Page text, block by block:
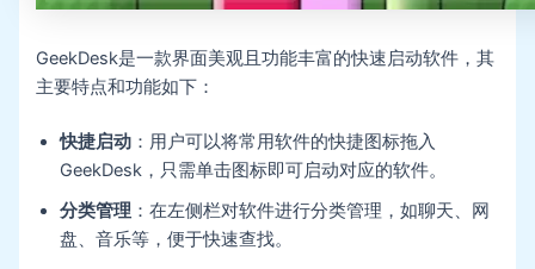
GeekDesk是一款界面美观且功能丰富的快速启动软件，其
主要特点和功能如下：
快捷启动 ：用户可以将常用软件的快捷图标拖入
GeekDesk，只需单击图标即可启动对应的软件。
分类管理 ：在左侧栏对软件进行分类管理，如聊天、网
盘、音乐等，便于快速查找。